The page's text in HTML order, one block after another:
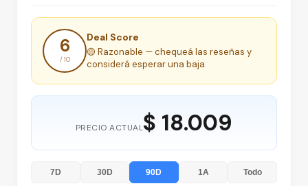
6
/ 10
Deal Score
🟡 Razonable — chequeá las reseñas y
considerá esperar una baja.
PRECIO ACTUAL$ 18.009
7D 30D 90D 1A Todo